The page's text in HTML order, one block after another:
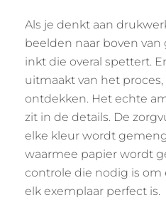
Als je denkt aan
beelden naar boven
inkt die overal spettert.
uitmaakt van het
ontdekken. Het echte
zit in de details. De
elke kleur wordt
waarmee papier wordt
controle die nodig is om
elk exemplaar perfect is.